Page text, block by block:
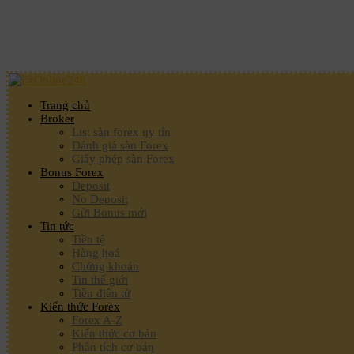
Trang chủ
Broker
List sàn forex uy tín
Đánh giá sàn Forex
Giấy phép sàn Forex
Bonus Forex
Deposit
No Deposit
Gửi Bonus mới
Tin tức
Tiền tệ
Hàng hoá
Chứng khoán
Tin thế giới
Tiền điện tử
Kiến thức Forex
Forex A-Z
Kiến thức cơ bản
Phân tích cơ bản